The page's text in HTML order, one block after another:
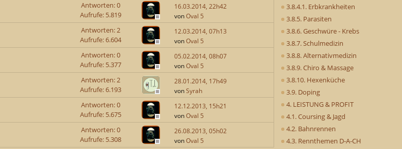
3.8.4.1. Erbkrankheiten
3.8.5. Parasiten
3.8.6. Geschwüre - Krebs
3.8.7. Schulmedizin
3.8.8. Alternativmedizin
3.8.9. Chiro & Massage
3.8.10. Hexenküche
3.9. Doping
4. LEISTUNG & PROFIT
4.1. Coursing & Jagd
4.2. Bahnrennen
4.3. Rennthemen D-A-CH
Antworten: 0
Aufrufe: 5.819
16.03.2014, 22h42
vonOval 5
Antworten: 2
Aufrufe: 6.604
12.03.2014, 07h13
vonOval 5
Antworten: 0
Aufrufe: 5.377
05.02.2014, 08h07
vonOval 5
Antworten: 2
Aufrufe: 6.193
28.01.2014, 17h49
vonSyrah
Antworten: 0
Aufrufe: 5.675
12.12.2013, 15h21
vonOval 5
Antworten: 0
Aufrufe: 5.308
26.08.2013, 05h02
vonOval 5